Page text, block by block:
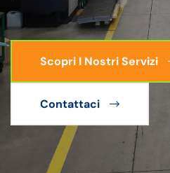
Scopri I Nostri Servizi
Contattaci